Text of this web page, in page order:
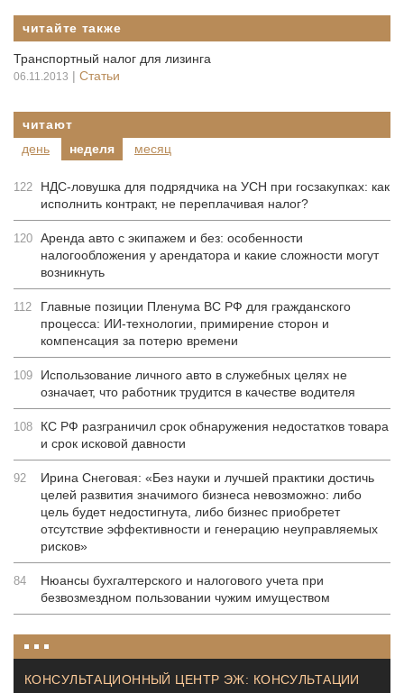
читайте также
Транспортный налог для лизинга
06.11.2013 | Статьи
читают
день
неделя месяц
122
НДС-ловушка для подрядчика на УСН при госзакупках: как
исполнить контракт, не переплачивая налог?
120 Аренда авто с экипажем и без: особенности
налогообложения у арендатора и какие сложности могут
возникнуть
112
Главные позиции Пленума ВС РФ для гражданского
процесса: ИИ-технологии, примирение сторон и
компенсация за потерю времени
109
Использование личного авто в служебных целях не
означает, что работник трудится в качестве водителя
108
КС РФ разграничил срок обнаружения недостатков товара
и срок исковой давности
92
Ирина Снеговая: «Без науки и лучшей практики достичь
целей развития значимого бизнеса невозможно: либо
цель будет недостигнута, либо бизнес приобретет
отсутствие эффективности и генерацию неуправляемых
рисков»
84
Нюансы бухгалтерского и налогового учета при
безвозмездном пользовании чужим имуществом
КОНСУЛЬТАЦИОННЫЙ ЦЕНТР ЭЖ: КОНСУЛЬТАЦИИ